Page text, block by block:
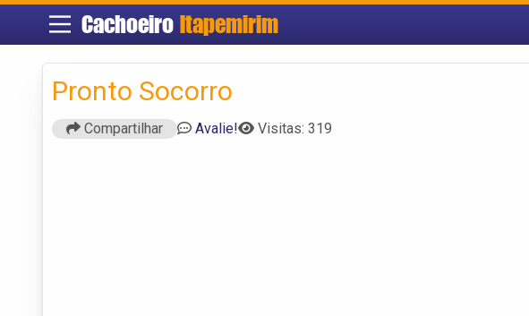
Cachoeiro Itapemirim
Pronto Socorro
Compartilhar Avalie! Visitas: 319